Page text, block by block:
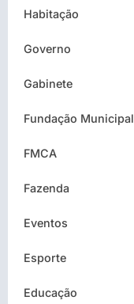
Habitação
Governo
Gabinete
Fundação Municipal
FMCA
Fazenda
Eventos
Esporte
Educação